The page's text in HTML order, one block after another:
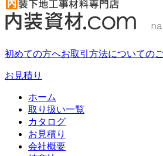
初めての方へお取引方法についての
お見積り
ホーム
取り扱い一覧
カタログ
お見積り
会社概要